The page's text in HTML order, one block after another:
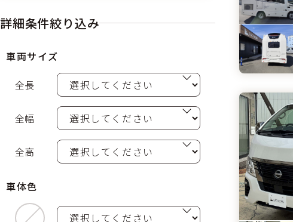
詳細条件絞り込み
車両サイズ
全長
全幅
全高
車体色